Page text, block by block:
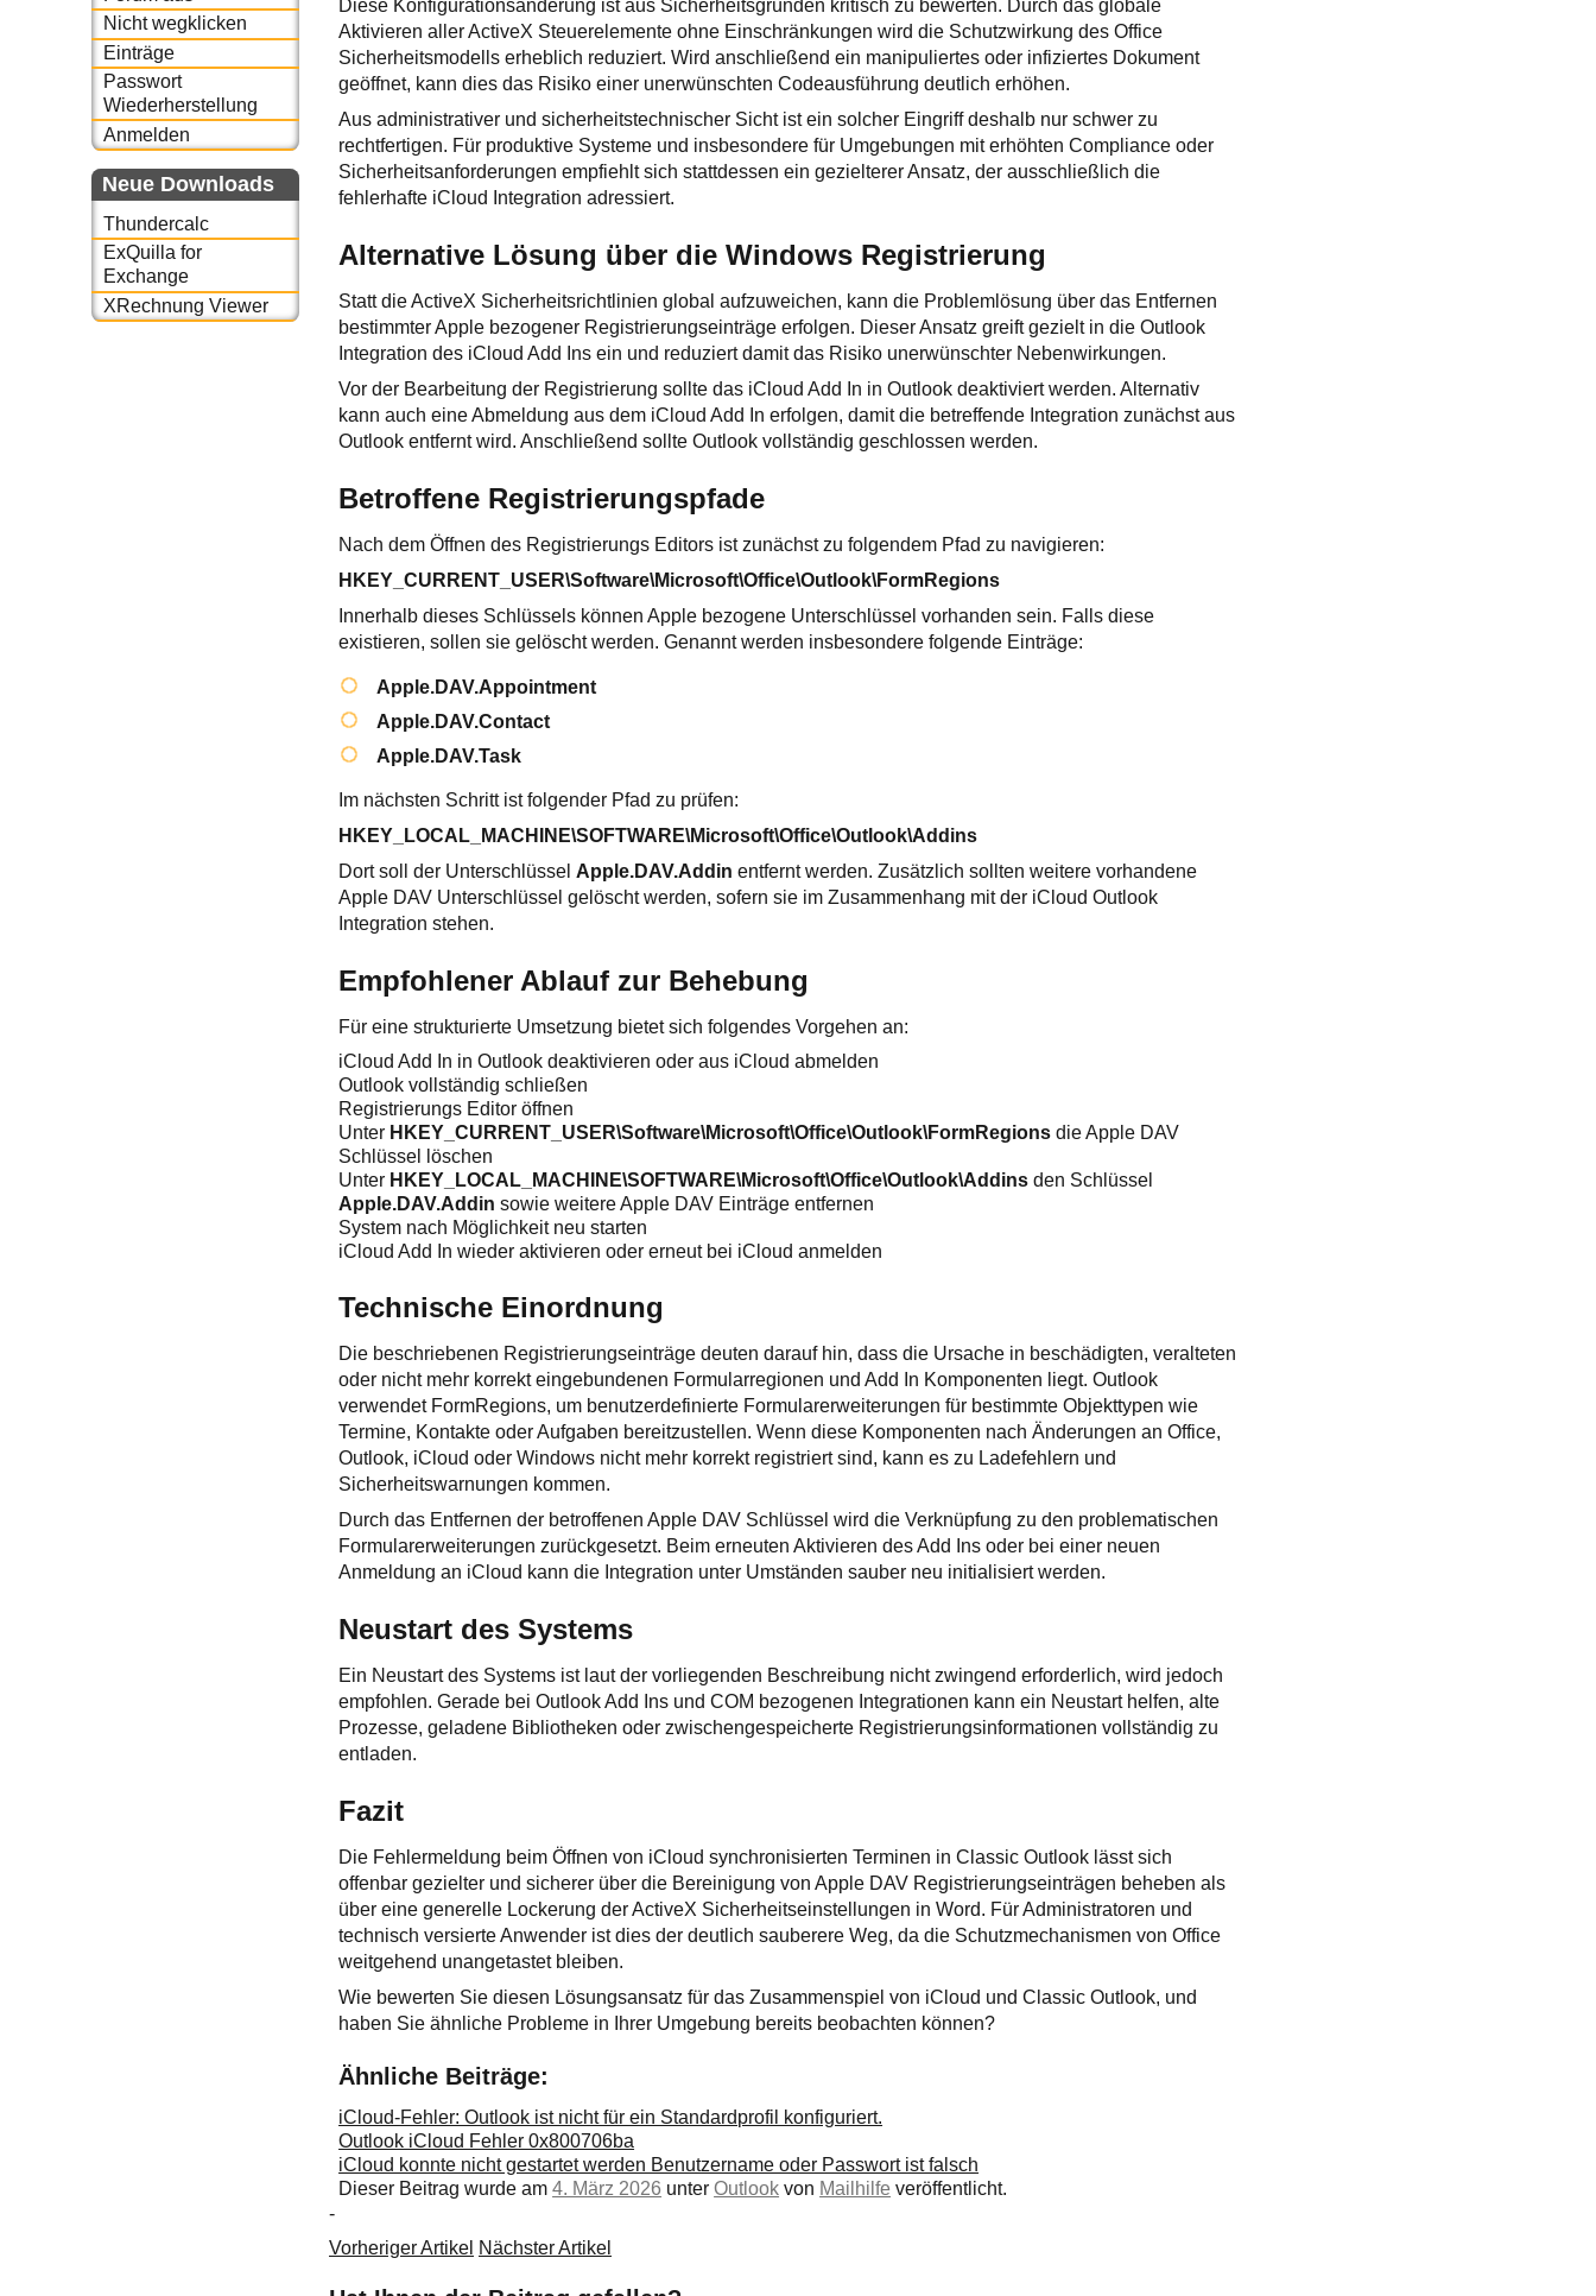
Nicht wegklicken
Einträge
Passwort
Wiederherstellung
Anmelden
Neue Downloads
Thundercalc
ExQuilla for
Exchange
XRechnung Viewer
Diese Konfigurationsänderung ist aus Sicherheitsgründen kritisch zu bewerten. Durch das globale
Aktivieren aller ActiveX Steuerelemente ohne Einschränkungen wird die Schutzwirkung des Office
Sicherheitsmodells erheblich reduziert. Wird anschließend ein manipuliertes oder infiziertes Dokument
geöffnet, kann dies das Risiko einer unerwünschten Codeausführung deutlich erhöhen.
Aus administrativer und sicherheitstechnischer Sicht ist ein solcher Eingriff deshalb nur schwer zu
rechtfertigen. Für produktive Systeme und insbesondere für Umgebungen mit erhöhten Compliance oder
Sicherheitsanforderungen empfiehlt sich stattdessen ein gezielterer Ansatz, der ausschließlich die
fehlerhafte iCloud Integration adressiert.
Alternative Lösung über die Windows Registrierung
Statt die ActiveX Sicherheitsrichtlinien global aufzuweichen, kann die Problemlösung über das Entfernen
bestimmter Apple bezogener Registrierungseinträge erfolgen. Dieser Ansatz greift gezielt in die Outlook
Integration des iCloud Add Ins ein und reduziert damit das Risiko unerwünschter Nebenwirkungen.
Vor der Bearbeitung der Registrierung sollte das iCloud Add In in Outlook deaktiviert werden. Alternativ
kann auch eine Abmeldung aus dem iCloud Add In erfolgen, damit die betreffende Integration zunächst aus
Outlook entfernt wird. Anschließend sollte Outlook vollständig geschlossen werden.
Betroffene Registrierungspfade
Nach dem Öffnen des Registrierungs Editors ist zunächst zu folgendem Pfad zu navigieren:
HKEY_CURRENT_USER\Software\Microsoft\Office\Outlook\FormRegions
Innerhalb dieses Schlüssels können Apple bezogene Unterschlüssel vorhanden sein. Falls diese
existieren, sollen sie gelöscht werden. Genannt werden insbesondere folgende Einträge:
Apple.DAV.Appointment
Apple.DAV.Contact
Apple.DAV.Task
Im nächsten Schritt ist folgender Pfad zu prüfen:
HKEY_LOCAL_MACHINE\SOFTWARE\Microsoft\Office\Outlook\Addins
Dort soll der Unterschlüssel Apple.DAV.Addin entfernt werden. Zusätzlich sollten weitere vorhandene
Apple DAV Unterschlüssel gelöscht werden, sofern sie im Zusammenhang mit der iCloud Outlook
Integration stehen.
Empfohlener Ablauf zur Behebung
Für eine strukturierte Umsetzung bietet sich folgendes Vorgehen an:
iCloud Add In in Outlook deaktivieren oder aus iCloud abmelden
Outlook vollständig schließen
Registrierungs Editor öffnen
Unter HKEY_CURRENT_USER\Software\Microsoft\Office\Outlook\FormRegions die Apple DAV
Schlüssel löschen
Unter HKEY_LOCAL_MACHINE\SOFTWARE\Microsoft\Office\Outlook\Addins den Schlüssel
Apple.DAV.Addin sowie weitere Apple DAV Einträge entfernen
System nach Möglichkeit neu starten
iCloud Add In wieder aktivieren oder erneut bei iCloud anmelden
Technische Einordnung
Die beschriebenen Registrierungseinträge deuten darauf hin, dass die Ursache in beschädigten, veralteten
oder nicht mehr korrekt eingebundenen Formularregionen und Add In Komponenten liegt. Outlook
verwendet FormRegions, um benutzerdefinierte Formularerweiterungen für bestimmte Objekttypen wie
Termine, Kontakte oder Aufgaben bereitzustellen. Wenn diese Komponenten nach Änderungen an Office,
Outlook, iCloud oder Windows nicht mehr korrekt registriert sind, kann es zu Ladefehlern und
Sicherheitswarnungen kommen.
Durch das Entfernen der betroffenen Apple DAV Schlüssel wird die Verknüpfung zu den problematischen
Formularerweiterungen zurückgesetzt. Beim erneuten Aktivieren des Add Ins oder bei einer neuen
Anmeldung an iCloud kann die Integration unter Umständen sauber neu initialisiert werden.
Neustart des Systems
Ein Neustart des Systems ist laut der vorliegenden Beschreibung nicht zwingend erforderlich, wird jedoch
empfohlen. Gerade bei Outlook Add Ins und COM bezogenen Integrationen kann ein Neustart helfen, alte
Prozesse, geladene Bibliotheken oder zwischengespeicherte Registrierungsinformationen vollständig zu
entladen.
Fazit
Die Fehlermeldung beim Öffnen von iCloud synchronisierten Terminen in Classic Outlook lässt sich
offenbar gezielter und sicherer über die Bereinigung von Apple DAV Registrierungseinträgen beheben als
über eine generelle Lockerung der ActiveX Sicherheitseinstellungen in Word. Für Administratoren und
technisch versierte Anwender ist dies der deutlich sauberere Weg, da die Schutzmechanismen von Office
weitgehend unangetastet bleiben.
Wie bewerten Sie diesen Lösungsansatz für das Zusammenspiel von iCloud und Classic Outlook, und
haben Sie ähnliche Probleme in Ihrer Umgebung bereits beobachten können?
Ähnliche Beiträge:
iCloud-Fehler: Outlook ist nicht für ein Standardprofil konfiguriert.
Outlook iCloud Fehler 0x800706ba
iCloud konnte nicht gestartet werden Benutzername oder Passwort ist falsch
Dieser Beitrag wurde am4. März 2026 unterOutlook von Mailhilfe veröffentlicht.
-
Vorheriger Artikel Nächster Artikel